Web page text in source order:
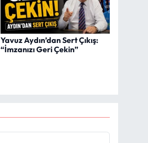
Yavuz Aydın’dan Sert Çıkış:
“İmzanızı Geri Çekin”